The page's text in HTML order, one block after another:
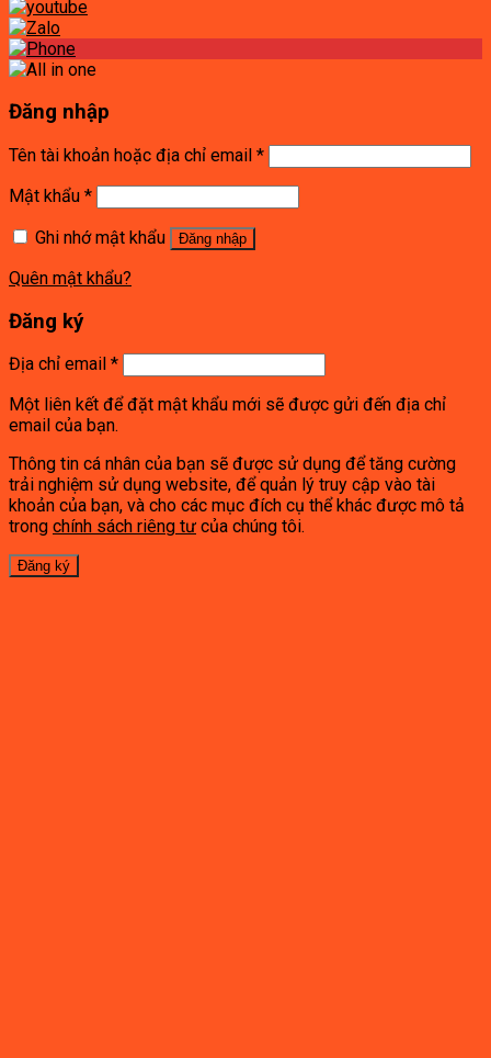
Đăng nhập
Tên tài khoản hoặc địa chỉ email *
Mật khẩu *
Ghi nhớ mật khẩu
Đăng nhập
Quên mật khẩu?
Đăng ký
Địa chỉ email *
Một liên kết để đặt mật khẩu mới sẽ được gửi đến địa chỉ
email của bạn.
Thông tin cá nhân của bạn sẽ được sử dụng để tăng cường
trải nghiệm sử dụng website, để quản lý truy cập vào tài
khoản của bạn, và cho các mục đích cụ thể khác được mô tả
trong chính sách riêng tư của chúng tôi.
Đăng ký